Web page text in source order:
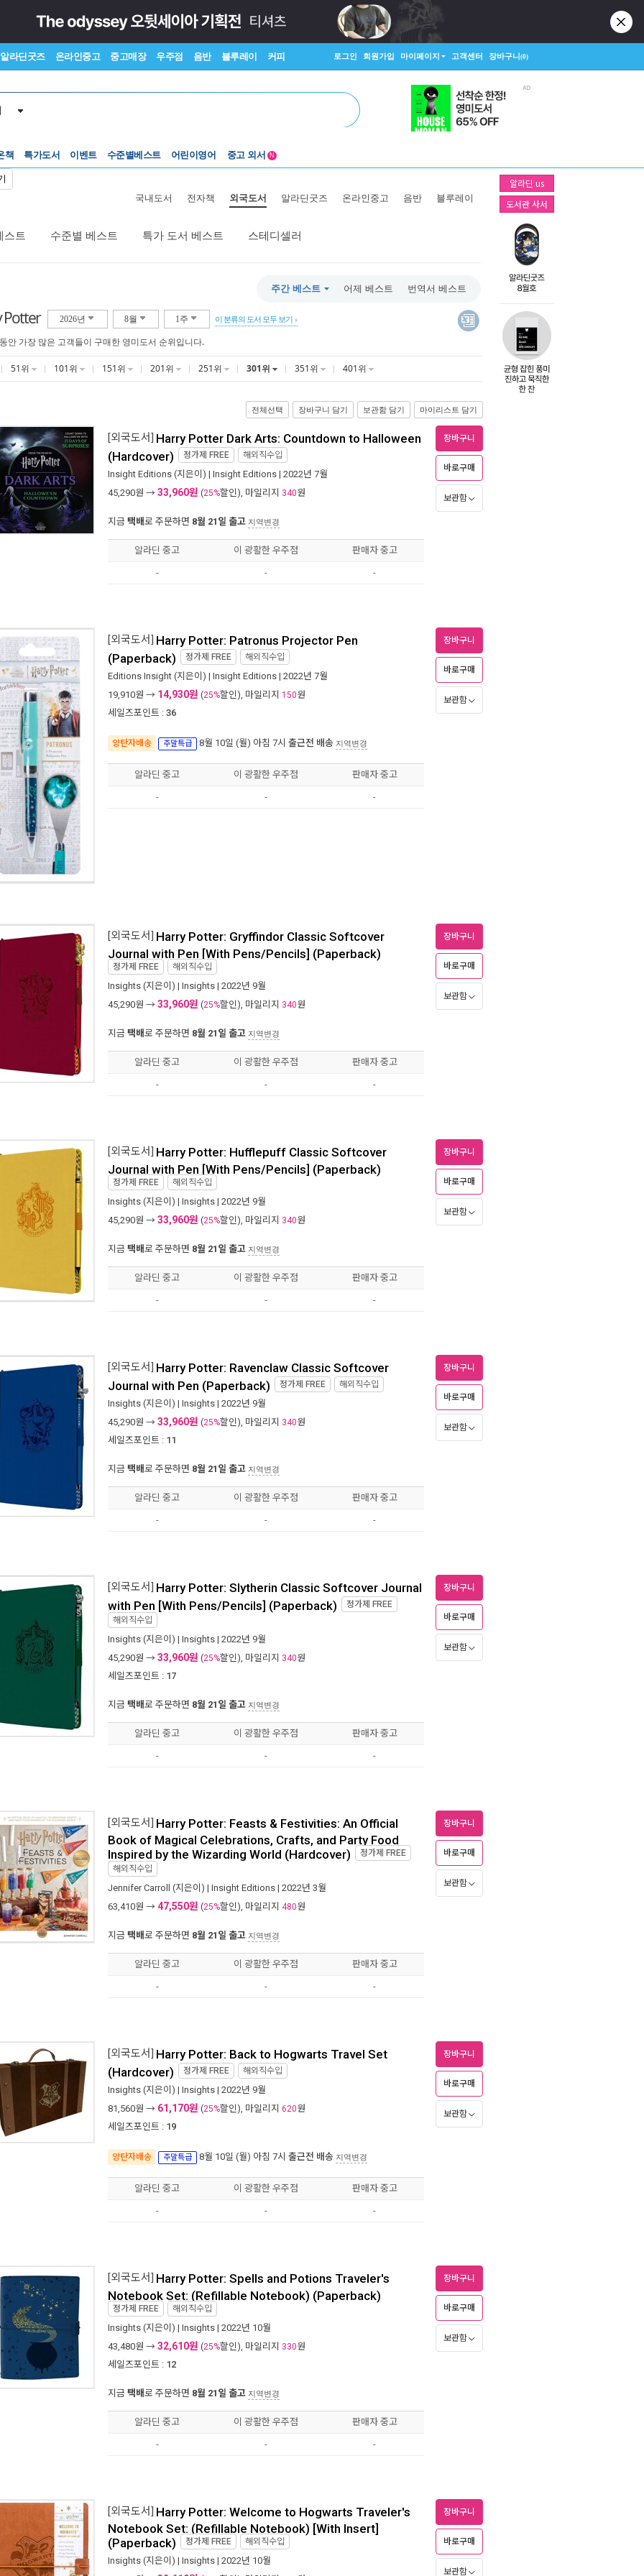
알라딘굿즈 온라인중고 중고매장 우주점 음반 블루레이 커피 로그인 회원가입 마이페이지 고객센터 장바구니(0)
책 특가도서 이벤트
Lexile®
어린이영어
5백원부터
N
알라딘 us
도서관 사서
국내도서 전자책 외국도서 알라딘굿즈 온라인중고 음반 블루레이
스트 수준별 베스트 특가 도서 베스트 스테디셀러
주간 베스트 어제 베스트 번역서 베스트
Potter 2026년 8월 1주 이 분류의 도서 모두 보기
안 가장 많은 고객들이 구매한 영미도서 순위입니다.
51위 101위 151위 201위 251위 301위 351위 401위
전체선택 장바구니 담기 보관함 담기 마이리스트 담기
[외국도서] Harry Potter Dark Arts: Countdown to Halloween
(Hardcover) 정가제 FREE 해외직수입
Insight Editions (지은이) | Insight Editions | 2022년 7월
45,290원 → 33,960원 (25%할인), 마일리지 340원
지금 택배로 주문하면 8월 21일 출고 지역변경
장바구니
바로구매
보관함
알라딘 중고 이 광활한 우주점 판매자 중고
- - -
[외국도서] Harry Potter: Patronus Projector Pen
(Paperback) 정가제 FREE 해외직수입
Editions Insight (지은이) | Insight Editions | 2022년 7월
19,910원 → 14,930원 (25%할인), 마일리지 150원
세일즈포인트 : 36
양탄자배송 주말특급 8월 10일 (월) 아침 7시 출근전 배송 지역변경
장바구니
바로구매
보관함
알라딘 중고 이 광활한 우주점 판매자 중고
- - -
[외국도서] Harry Potter: Gryffindor Classic Softcover
Journal with Pen [With Pens/Pencils] (Paperback)
정가제 FREE 해외직수입
Insights (지은이) | Insights | 2022년 9월
45,290원 → 33,960원 (25%할인), 마일리지 340원
지금 택배로 주문하면 8월 21일 출고 지역변경
장바구니
바로구매
보관함
알라딘 중고 이 광활한 우주점 판매자 중고
- - -
[외국도서] Harry Potter: Hufflepuff Classic Softcover
Journal with Pen [With Pens/Pencils] (Paperback)
정가제 FREE 해외직수입
Insights (지은이) | Insights | 2022년 9월
45,290원 → 33,960원 (25%할인), 마일리지 340원
지금 택배로 주문하면 8월 21일 출고 지역변경
장바구니
바로구매
보관함
알라딘 중고 이 광활한 우주점 판매자 중고
- - -
[외국도서] Harry Potter: Ravenclaw Classic Softcover
Journal with Pen (Paperback) 정가제 FREE 해외직수입
Insights (지은이) | Insights | 2022년 9월
45,290원 → 33,960원 (25%할인), 마일리지 340원
세일즈포인트 : 11
지금 택배로 주문하면 8월 21일 출고 지역변경
장바구니
바로구매
보관함
알라딘 중고 이 광활한 우주점 판매자 중고
- - -
[외국도서] Harry Potter: Slytherin Classic Softcover Journal
with Pen [With Pens/Pencils] (Paperback) 정가제
FREE
해외직수입
Insights (지은이) | Insights | 2022년 9월
45,290원 → 33,960원 (25%할인), 마일리지 340원
세일즈포인트 : 17
지금 택배로 주문하면 8월 21일 출고 지역변경
장바구니
바로구매
보관함
알라딘 중고 이 광활한 우주점 판매자 중고
- - -
[외국도서] Harry Potter: Feasts & Festivities: An Official
Book of Magical Celebrations, Crafts, and Party Food
Inspired by the Wizarding World (Hardcover)
정가제
FREE
해외직수입
Jennifer Carroll (지은이) | Insight Editions | 2022년 3월
63,410원 → 47,550원 (25%할인), 마일리지 480원
지금 택배로 주문하면 8월 21일 출고 지역변경
장바구니
바로구매
보관함
알라딘 중고 이 광활한 우주점 판매자 중고
- - -
[외국도서] Harry Potter: Back to Hogwarts Travel Set
(Hardcover) 정가제 FREE 해외직수입
Insights (지은이) | Insights | 2022년 9월
81,560원 → 61,170원 (25%할인), 마일리지 620원
세일즈포인트 : 19
양탄자배송 주말특급 8월 10일 (월) 아침 7시 출근전 배송 지역변경
장바구니
바로구매
보관함
알라딘 중고 이 광활한 우주점 판매자 중고
- - -
[외국도서] Harry Potter: Spells and Potions Traveler's
Notebook Set: (Refillable Notebook) (Paperback)
정가제 FREE 해외직수입
Insights (지은이) | Insights | 2022년 10월
43,480원 → 32,610원 (25%할인), 마일리지 330원
세일즈포인트 : 12
지금 택배로 주문하면 8월 21일 출고 지역변경
장바구니
바로구매
보관함
알라딘 중고 이 광활한 우주점 판매자 중고
- - -
[외국도서] Harry Potter: Welcome to Hogwarts Traveler's
Notebook Set: (Refillable Notebook) [With Insert]
(Paperback)
정가제 FREE 해외직수입
Insights (지은이) | Insights | 2022년 10월
장바구니
바로구매
보관함